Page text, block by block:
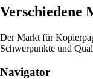
Verschiedene
Der Markt für
Schwerpunkte und
Navigator